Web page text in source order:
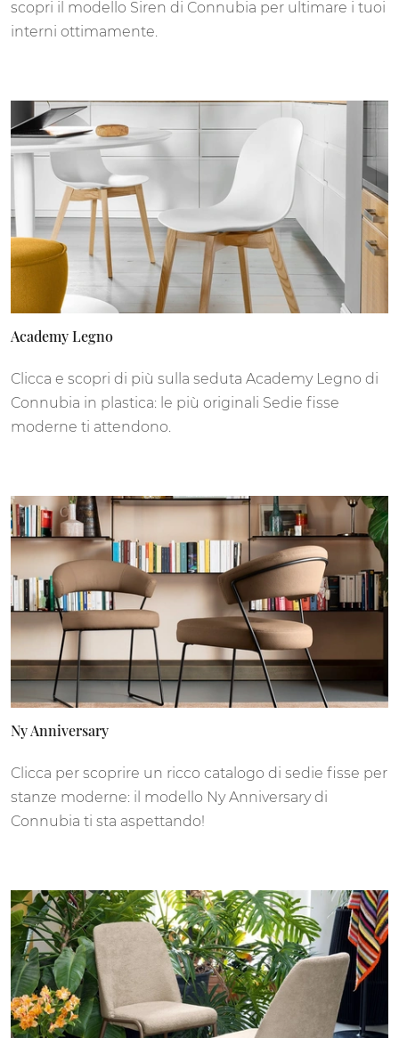
scopri il modello Siren di Connubia per ultimare i tuoi
interni ottimamente.
Academy Legno
Clicca e scopri di più sulla seduta Academy Legno di
Connubia in plastica: le più originali Sedie fisse
moderne ti attendono.
Ny Anniversary
Clicca per scoprire un ricco catalogo di sedie fisse per
stanze moderne: il modello Ny Anniversary di
Connubia ti sta aspettando!